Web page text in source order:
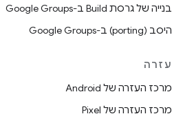
בנייה של גרסת Build ב-Google Groups
היסב (porting) ב-Google Groups
עזרה
מרכז העזרה של Android
מרכז העזרה של Pixel